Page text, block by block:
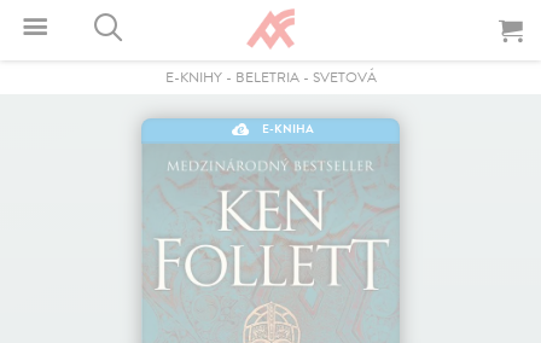
E-KNIHY- BELETRIA- SVETOVÁ
E-KNIHA